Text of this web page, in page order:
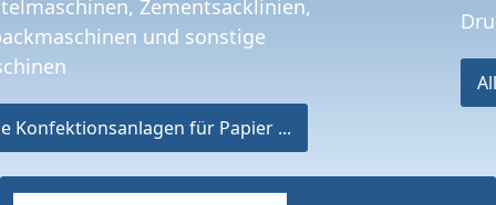
Druckvorstufe und sonstige Maschinen